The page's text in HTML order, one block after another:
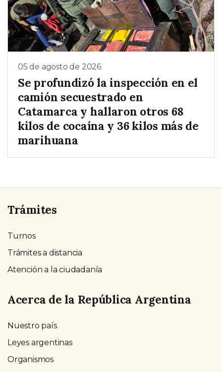
05 de agosto de 2026
Se profundizó la inspección en el
camión secuestrado en
Catamarca y hallaron otros 68
kilos de cocaína y 36 kilos más de
marihuana
Trámites
Turnos
Trámites a distancia
Atención a la ciudadanía
Acerca de la República Argentina
Nuestro país
Leyes argentinas
Organismos